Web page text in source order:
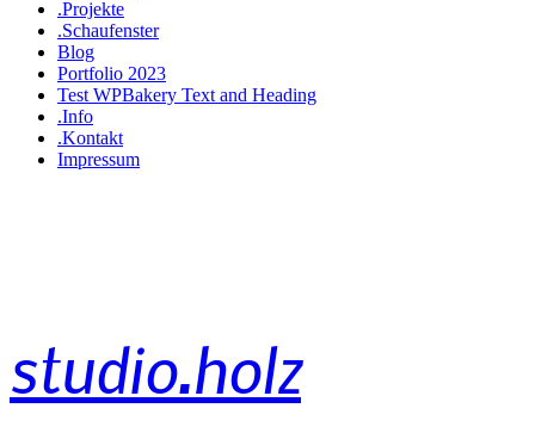
.Projekte
.Schaufenster
Blog
Portfolio 2023
Test WPBakery Text and Heading
.Info
.Kontakt
Impressum
studio.holz